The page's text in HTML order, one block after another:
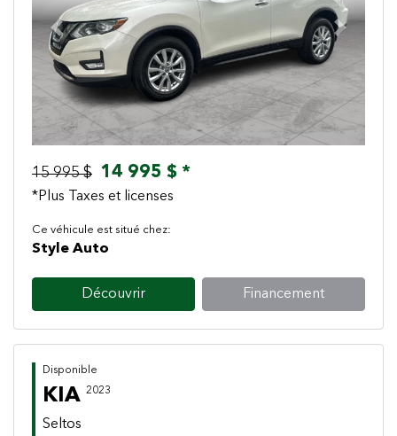
Previous Next
15 995 $ 14 995 $ *
*Plus Taxes et licenses
Ce véhicule est situé chez:
Style Auto
Découvrir Financement
Disponible
KIA 2023
Seltos